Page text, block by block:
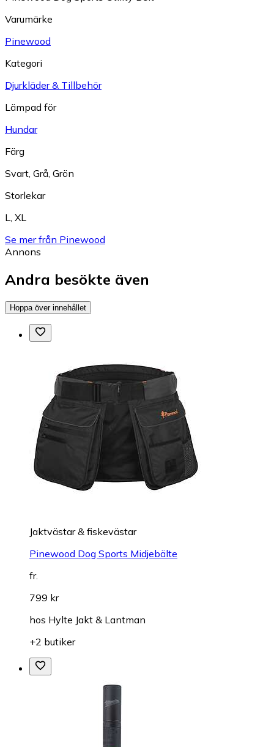
Varumärke
Pinewood
Kategori
Djurkläder & Tillbehör
Lämpad för
Hundar
Färg
Svart Grå Grön
Storlekar
L
XL
Se mer från Pinewood
Annons
Andra besökte även
Hoppa över innehållet
Jaktvästar & fiskevästar
Pinewood Dog Sports Midjebälte
fr.
799 kr
hos Hylte Jakt & Lantman
+2 butiker